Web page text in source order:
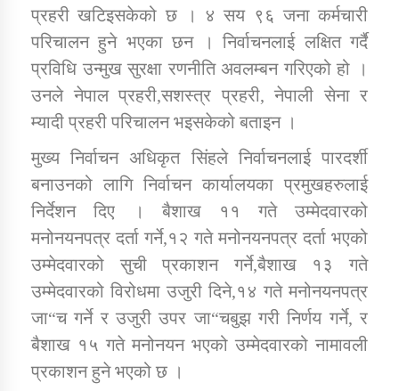
तातोपानी गाउँपालिका जुम्लाको महिनावारी सम्बन्धिकाे
सन्देश
तातोपानी गाउँपालिका जुम्लाको बालविवाह सन्देश
तातोपानी गाउँपालिका जुम्लाको सूचना
तातोपानी गाउँपालिका जुम्लाको सूचना
प्रहरी खटिइसकेको छ । ४ सय ९६ जना कर्मचारी
परिचालन हुने भएका छन । निर्वाचनलाई लक्षित गर्दै
प्रविधि उन्मुख सुरक्षा रणनीति अवलम्बन गरिएको हो ।
उनले नेपाल प्रहरी,सशस्त्र प्रहरी, नेपाली सेना र
म्यादी प्रहरी परिचालन भइसकेको बताइन ।
मुख्य निर्वाचन अधिकृत सिंहले निर्वाचनलाई पारदर्शी
बनाउनको लागि निर्वाचन कार्यालयका प्रमुखहरुलाई
निर्देशन दिए । बैशाख ११ गते उम्मेदवारको
मनोनयनपत्र दर्ता गर्ने,१२ गते मनोनयनपत्र दर्ता भएको
उम्मेदवारको सुची प्रकाशन गर्ने,बैशाख १३ गते
उम्मेदवारको विरोधमा उजुरी दिने,१४ गते मनोनयनपत्र
जा“च गर्ने र उजुरी उपर जा“चबुझ गरी निर्णय गर्ने, र
बैशाख १५ गते मनोनयन भएको उम्मेदवारको नामावली
प्रकाशन हुने भएको छ ।